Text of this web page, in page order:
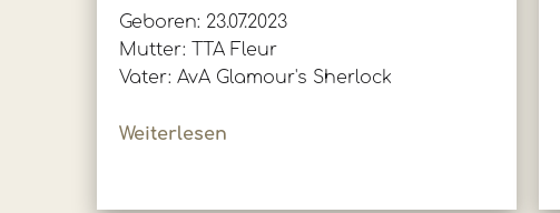
Geboren: 23.07.2023
Mutter: TTA Fleur
Vater: AvA Glamour's Sherlock
Weiterlesen